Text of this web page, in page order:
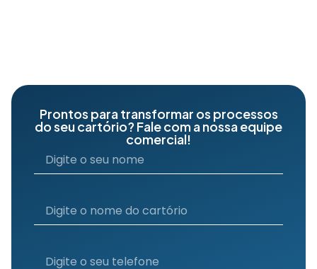
Prontos para transformar os processos
do seu cartório? Fale com a nossa equipe
comercial!